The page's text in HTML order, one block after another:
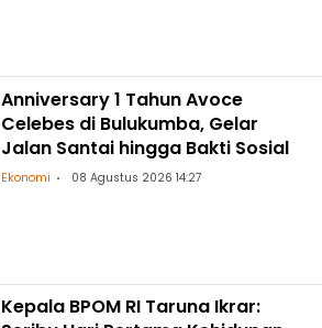
Anniversary 1 Tahun Avoce
Celebes di Bulukumba, Gelar
Jalan Santai hingga Bakti Sosial
Ekonomi 08 Agustus 2026 14:27
Kepala BPOM RI Taruna Ikrar: